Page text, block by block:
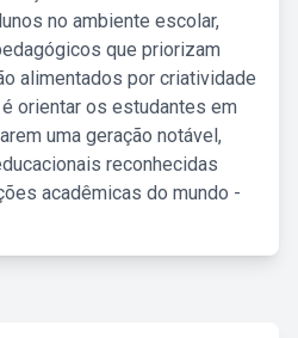
no ambiente escolar,
que priorizam
alimentados por criatividade
orientar os estudantes em
uma geração notável,
reconhecidas
acadêmicas do mundo -